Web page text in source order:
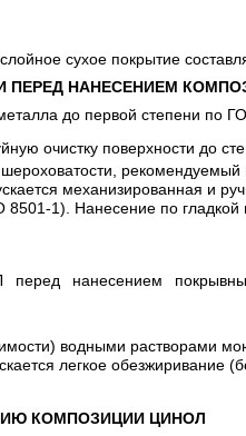
сухое покрытие
ПЕРЕД НАНЕСЕНИЕМ
до первой степени по
очистку поверхности до
механизированная и
1). Нанесение по гладкой
перед нанесением
водными растворами
легкое обезжиривание
КОМПОЗИЦИИ ЦИНОЛ